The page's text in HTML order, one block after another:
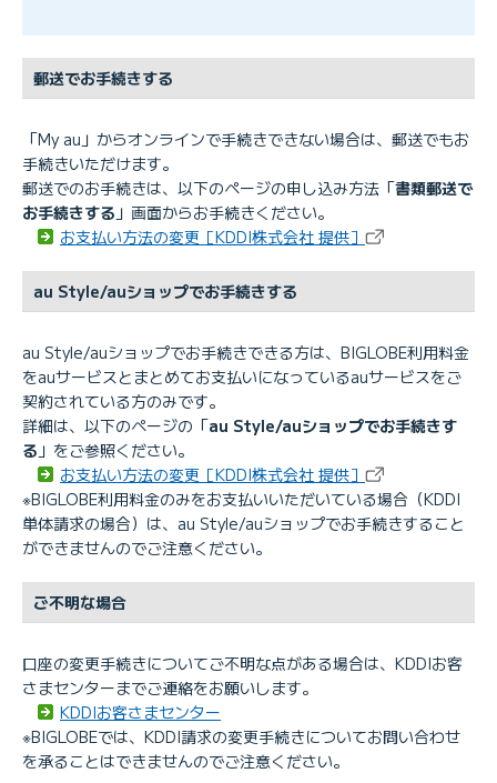
郵送でお手続きする
「My au」からオンラインで手続きできない場合は、郵送でもお
手続きいただけます。
郵送でのお手続きは、以下のページの申し込み方法「書類郵送で
お手続きする 」画面からお手続きください。
お支払い方法の変更［KDDI株式会社 提供］
au Style/auショップでお手続きする
au Style/auショップでお手続きできる方は、BIGLOBE利用料金
をauサービスとまとめてお支払いになっているauサービスをご
契約されている方のみです。
詳細は、以下のページの「au Style/auショップでお手続きす
る 」をご参照ください。
お支払い方法の変更［KDDI株式会社 提供］
※BIGLOBE利用料金のみをお支払いいただいている場合（KDDI
単体請求の場合）は、au Style/auショップでお手続きすること
ができませんのでご注意ください。
ご不明な場合
口座の変更手続きについてご不明な点がある場合は、KDDIお客
さまセンターまでご連絡をお願いします。
KDDIお客さまセンター
※BIGLOBEでは、KDDI請求の変更手続きについてお問い合わせ
を承ることはできませんのでご注意ください。